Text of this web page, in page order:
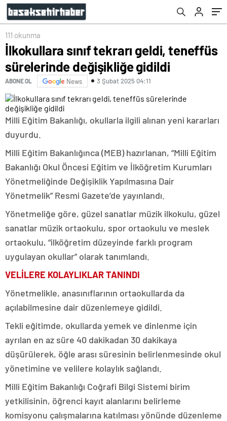
111 okunma
İlkokullara sınıf tekrarı geldi, teneffüs
sürelerinde değişikliğe gidildi
ABONE OL News 3 Şubat 2025 04:11
Milli Eğitim Bakanlığı, okullarla ilgili alınan yeni kararları
duyurdu.
Milli Eğitim Bakanlığınca (MEB) hazırlanan, “Milli Eğitim
Bakanlığı Okul Öncesi Eğitim ve İlköğretim Kurumları
Yönetmeliğinde Değişiklik Yapılmasına Dair
Yönetmelik” Resmi Gazete’de yayınlandı.
Yönetmeliğe göre, güzel sanatlar müzik ilkokulu, güzel
sanatlar müzik ortaokulu, spor ortaokulu ve meslek
ortaokulu, “ilköğretim düzeyinde farklı program
uygulayan okullar” olarak tanımlandı.
VELİLERE KOLAYLIKLAR TANINDI
Yönetmelikle, anasınıflarının ortaokullarda da
açılabilmesine dair düzenlemeye gidildi.
Tekli eğitimde, okullarda yemek ve dinlenme için
ayrılan en az süre 40 dakikadan 30 dakikaya
düşürülerek, öğle arası süresinin belirlenmesinde okul
yönetimine ve velilere kolaylık sağlandı.
Milli Eğitim Bakanlığı Coğrafi Bilgi Sistemi birim
yetkilisinin, öğrenci kayıt alanlarını belirleme
komisyonu çalışmalarına katılması yönünde düzenleme